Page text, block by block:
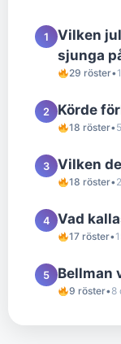
1
Vilken
sjunga
29 röster•
2 Körde
18 röster•
3 Vilken
18 röster•
4 Vad
17 röster•
5 Bellman
9 röster•8